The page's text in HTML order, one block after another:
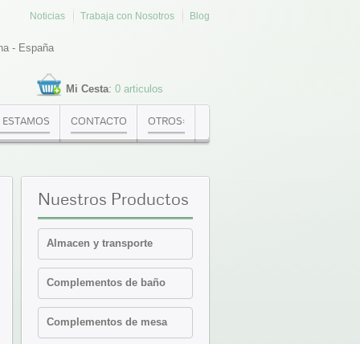
Noticias Trabaja con Nosotros Blog
- España
Mi Cesta: 0 articulos
CONTACTO OTROS:
Nuestros Productos
Almacen y transporte
Contenedores y cajas
isotermicas
Estanterias
Palets PVC y plataformas
Complementos de baño
Complementos de mesa